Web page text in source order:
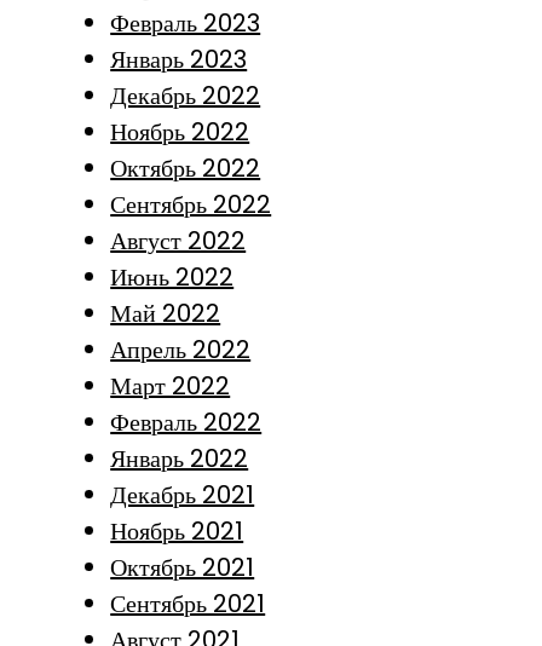
Февраль 2023
Январь 2023
Декабрь 2022
Ноябрь 2022
Октябрь 2022
Сентябрь 2022
Август 2022
Июнь 2022
Май 2022
Апрель 2022
Март 2022
Февраль 2022
Январь 2022
Декабрь 2021
Ноябрь 2021
Октябрь 2021
Сентябрь 2021